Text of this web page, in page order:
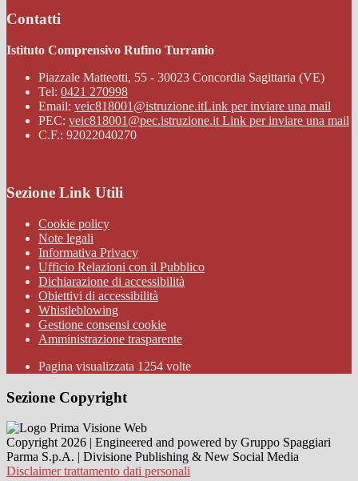
Contatti
Istituto Comprensivo Rufino Turranio
Piazzale Matteotti, 55 - 30023 Concordia Sagittaria (VE)
Tel: 0421 270998
Email: veic818001@istruzione.itLink per inviare una mail
PEC: veic818001@pec.istruzione.it Link per inviare una mail
C.F.: 92022040270
Sezione Link Utili
Cookie policy
Note legali
Informativa Privacy
Ufficio Relazioni con il Pubblico
Dichiarazione di accessibilità
Obiettivi di accessibilità
Whistleblowing
Gestione consensi cookie
Amministrazione trasparente
Pagina visualizzata 1254 volte
Sezione Copyright
Copyright 2026 | Engineered and powered by Gruppo Spaggiari
Parma S.p.A. | Divisione Publishing & New Social Media
Disclaimer trattamento dati personali